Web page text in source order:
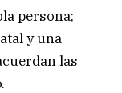
persona;
y una
las